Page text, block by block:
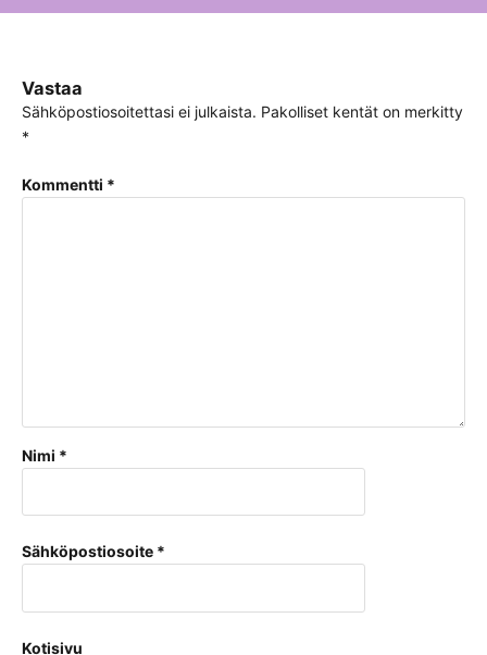
Vastaa
Sähköpostiosoitettasi ei julkaista. Pakolliset kentät on merkitty
*
Kommentti *
Nimi *
Sähköpostiosoite *
Kotisivu